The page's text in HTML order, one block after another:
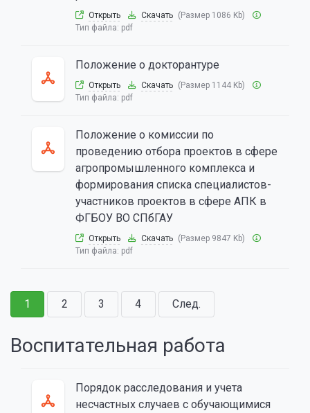
Открыть Скачать (Размер 1086 Kb)
Тип файла: pdf
Положение о докторантуре
Открыть Скачать (Размер 1144 Kb)
Тип файла: pdf
Положение о комиссии по
проведению отбора проектов в сфере
агропромышленного комплекса и
формирования списка специалистов-
участников проектов в сфере АПК в
ФГБОУ ВО СПбГАУ
Открыть Скачать (Размер 9847 Kb)
Тип файла: pdf
1 2 3 4 След.
Воспитательная работа
Порядок расследования и учета
несчастных случаев с обучающимися